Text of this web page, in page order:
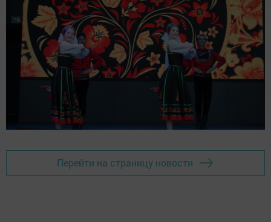
Перейти на страницу новости